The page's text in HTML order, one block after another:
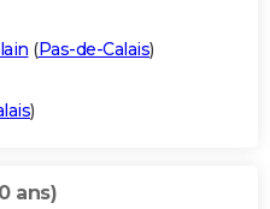
(Pas-de-Calais)
)
ans)